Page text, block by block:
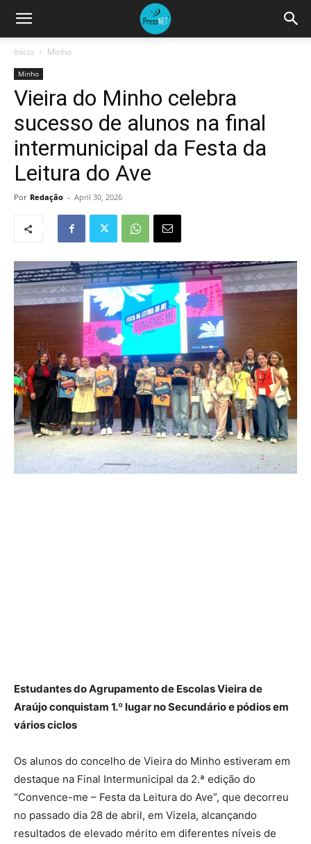
Início Minho
Minho
Vieira do Minho celebra
sucesso de alunos na final
intermunicipal da Festa da
Leitura do Ave
Por Redação - April 30, 2026
Estudantes do Agrupamento de Escolas Vieira de
Araújo conquistam 1.º lugar no Secundário e pódios em
vários ciclos
Os alunos do concelho de Vieira do Minho estiveram em
destaque na Final Intermunicipal da 2.ª edição do
“Convence-me – Festa da Leitura do Ave”, que decorreu
no passado dia 28 de abril, em Vizela, alcançando
resultados de elevado mérito em diferentes níveis de